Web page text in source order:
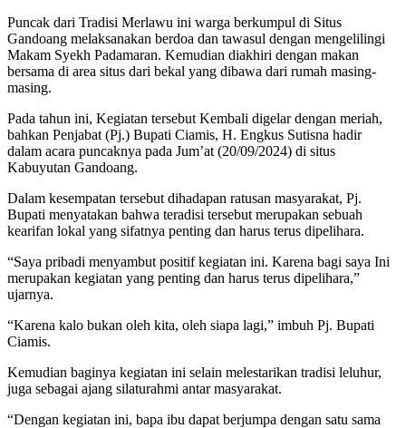
Puncak dari Tradisi Merlawu ini warga berkumpul di Situs
Gandoang melaksanakan berdoa dan tawasul dengan mengelilingi
Makam Syekh Padamaran. Kemudian diakhiri dengan makan
bersama di area situs dari bekal yang dibawa dari rumah masing-
masing.
Pada tahun ini, Kegiatan tersebut Kembali digelar dengan meriah,
bahkan Penjabat (Pj.) Bupati Ciamis, H. Engkus Sutisna hadir
dalam acara puncaknya pada Jum’at (20/09/2024) di situs
Kabuyutan Gandoang.
Dalam kesempatan tersebut dihadapan ratusan masyarakat, Pj.
Bupati menyatakan bahwa teradisi tersebut merupakan sebuah
kearifan lokal yang sifatnya penting dan harus terus dipelihara.
“Saya pribadi menyambut positif kegiatan ini. Karena bagi saya Ini
merupakan kegiatan yang penting dan harus terus dipelihara,”
ujarnya.
“Karena kalo bukan oleh kita, oleh siapa lagi,” imbuh Pj. Bupati
Ciamis.
Kemudian baginya kegiatan ini selain melestarikan tradisi leluhur,
juga sebagai ajang silaturahmi antar masyarakat.
“Dengan kegiatan ini, bapa ibu dapat berjumpa dengan satu sama